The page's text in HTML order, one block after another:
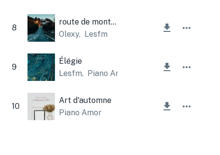
8
route de montagne
Olexy, Lesfm
9
Élégie
Lesfm, Piano Amor
10
Art d'automne
Piano Amor